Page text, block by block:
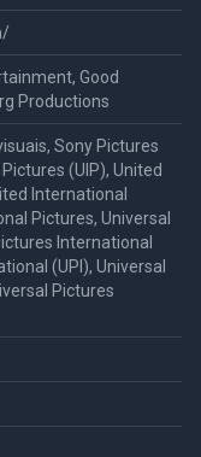
Good
Productions
Sony Pictures
(UIP), United
International
Pictures, Universal
International
(UPI), Universal
Pictures